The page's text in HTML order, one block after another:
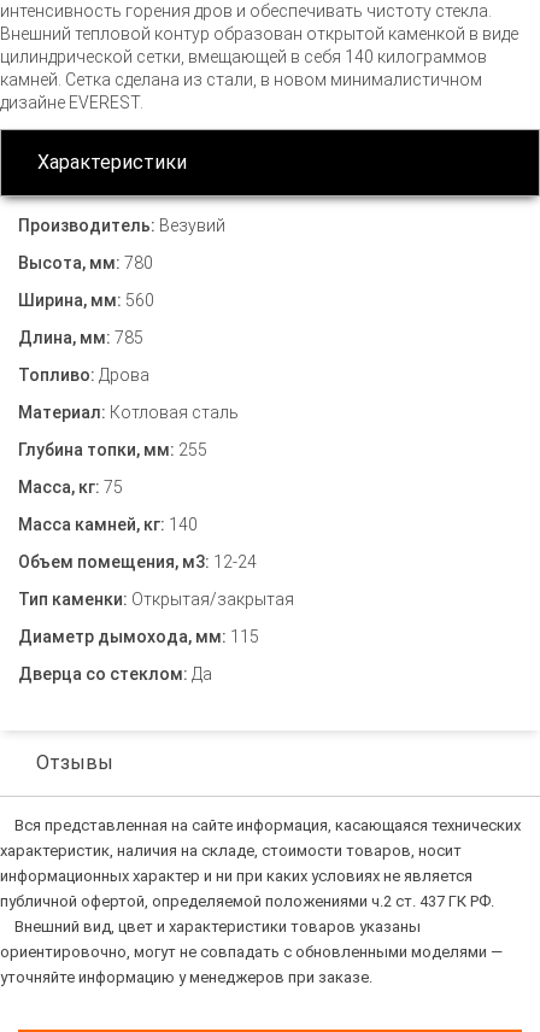
интенсивность горения дров и обеспечивать чистоту стекла.
Внешний тепловой контур образован открытой каменкой в виде
цилиндрической сетки, вмещающей в себя 140 килограммов
камней. Сетка сделана из стали, в новом минималистичном
дизайне EVEREST.
Характеристики
Производитель: Везувий
Высота, мм: 780
Ширина, мм: 560
Длина, мм: 785
Топливо: Дрова
Материал: Котловая сталь
Глубина топки, мм: 255
Масса, кг: 75
Масса камней, кг: 140
Объем помещения, м3: 12-24
Тип каменки: Открытая/закрытая
Диаметр дымохода, мм: 115
Дверца со стеклом: Да
Отзывы
Вся представленная на сайте информация, касающаяся технических
характеристик, наличия на складе, стоимости товаров, носит
информационных характер и ни при каких условиях не является
публичной офертой, определяемой положениями ч.2 ст. 437 ГК РФ.
Внешний вид, цвет и характеристики товаров указаны
ориентировочно, могут не совпадать с обновленными моделями —
уточняйте информацию у менеджеров при заказе.